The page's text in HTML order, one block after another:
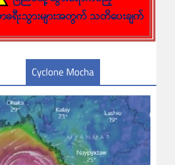
Cyclone Mocha